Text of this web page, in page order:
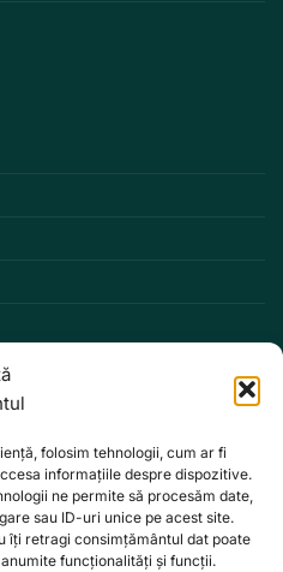
folosim tehnologii, cum ar fi
informațiile despre dispozitive.
ne permite să procesăm date,
sau ID-uri unice pe acest site.
îți retragi consimțământul dat poate
funcționalități și funcții.